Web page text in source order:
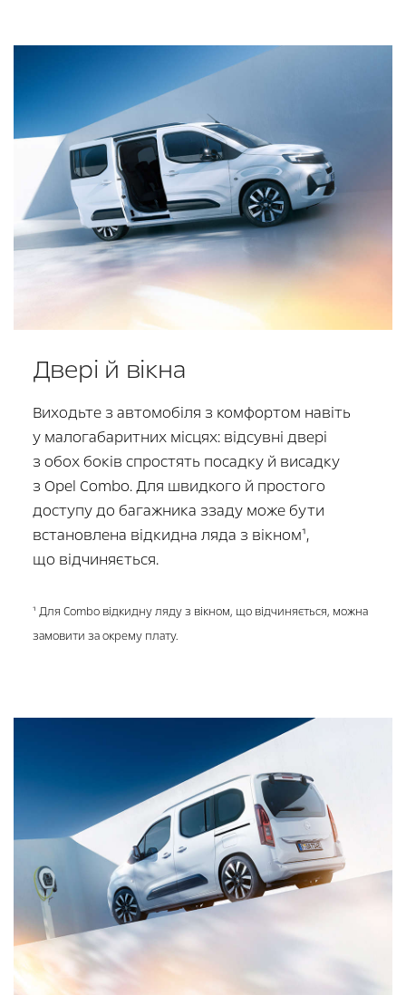
Двері й вікна
Виходьте з автомобіля з комфортом навіть
у малогабаритних місцях: відсувні двері
з обох боків спростять посадку й висадку
з Opel Combo. Для швидкого й простого
доступу до багажника ззаду може бути
встановлена відкидна ляда з вікном¹,
що відчиняється.
¹ Для Combo відкидну ляду з вікном, що відчиняється, можна
замовити за окрему плату.